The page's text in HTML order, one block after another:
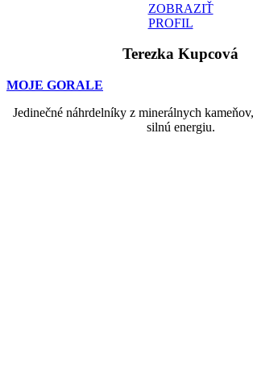
ZOBRAZIŤ
PROFIL
Terezka Kupcová
MOJE GORALE
Jedinečné náhrdelníky z minerálnych
silnú energiu.